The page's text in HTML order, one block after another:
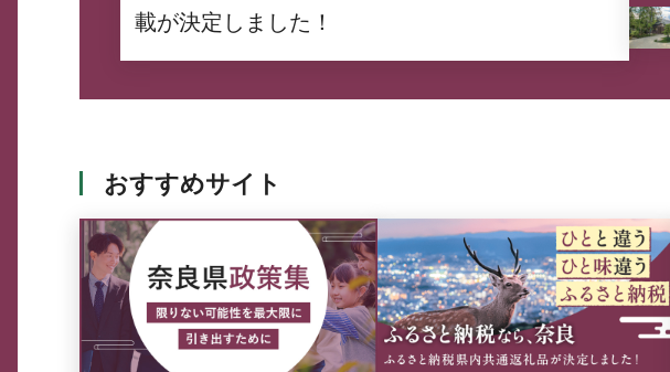
載が決定しました！
おすすめサイト